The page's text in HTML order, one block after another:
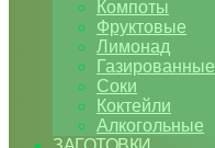
Компоты
Фруктовые
Лимонад
Газированные
Соки
Коктейли
Алкогольные